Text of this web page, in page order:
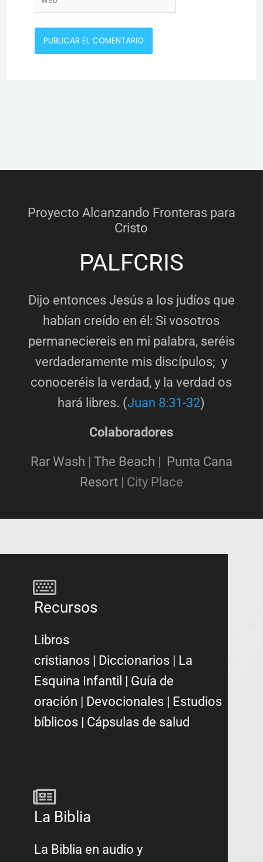
Proyecto Alcanzando Fronteras para
Cristo
PALFCRIS
Dijo entonces Jesús a los judíos que
habían creído en él: Si vosotros
permaneciereis en mi palabra, seréis
verdaderamente mis discípulos; y
conoceréis la verdad, y la verdad os
hará libres. (Juan 8:31-32)
Colaboradores
Rar Wash | The Beach | Punta Cana
Resort| City Place
Recursos
Libros
cristianos | Diccionarios | La
Esquina Infantil | Guía de
oración | Devocionales | Estudios
bíblicos | Cápsulas de salud
La Biblia
La Biblia en audio y